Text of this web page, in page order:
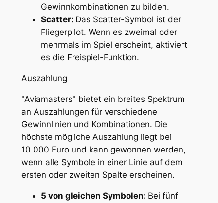
Gewinnkombinationen zu bilden.
Scatter: Das Scatter-Symbol ist der
Fliegerpilot. Wenn es zweimal oder
mehrmals im Spiel erscheint, aktiviert
es die Freispiel-Funktion.
Auszahlung
"Aviamasters" bietet ein breites Spektrum
an Auszahlungen für verschiedene
Gewinnlinien und Kombinationen. Die
höchste mögliche Auszahlung liegt bei
10.000 Euro und kann gewonnen werden,
wenn alle Symbole in einer Linie auf dem
ersten oder zweiten Spalte erscheinen.
5 von gleichen Symbolen: Bei fünf